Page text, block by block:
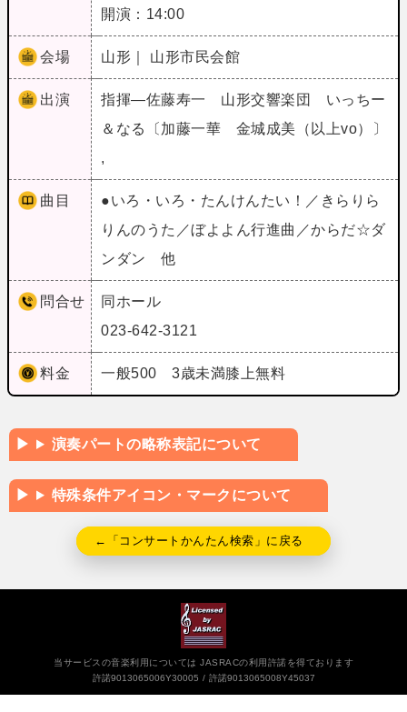
開演：14:00
会場 山形｜ 山形市民会館
出演
指揮―佐藤寿一 山形交響楽団 いっちー
＆なる〔加藤一華 金城成美（以上vo）〕
,
曲目
●いろ・いろ・たんけんたい！／きらりら
りんのうた／ぼよよん行進曲／からだ☆ダ
ンダン 他
問合せ
同ホール
023-642-3121
料金 一般500 3歳未満膝上無料
演奏パートの略称表記について
特殊条件アイコン・マークについて
←「コンサートかんたん検索」に戻る
当サービスの音楽利用については JASRACの利用許諾を得ております
許諾9013065006Y30005
許諾9013065008Y45037